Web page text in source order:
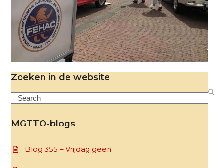
Zoeken in de website
Search
MGTTO-blogs
Blog 355 – Vrijdag géén